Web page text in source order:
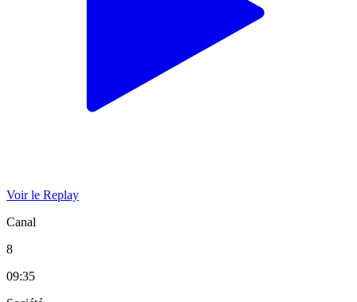
Voir le Replay
Canal
8
09:35